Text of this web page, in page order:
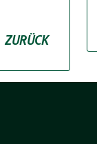
ZURÜCK